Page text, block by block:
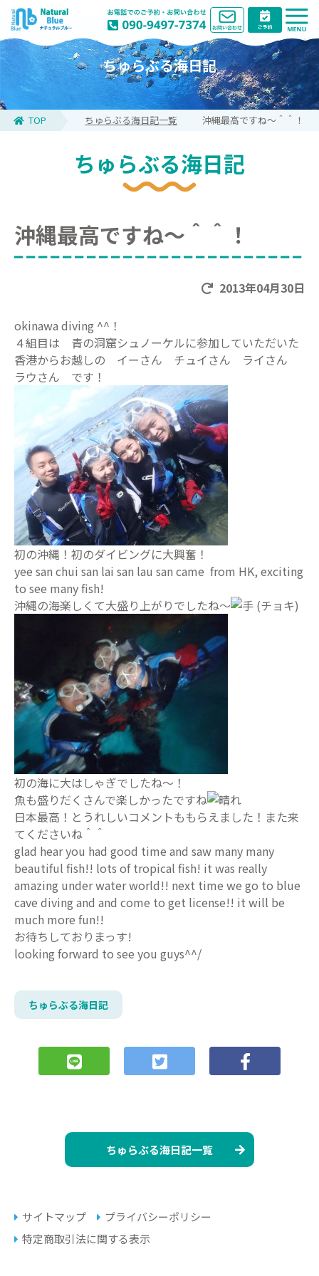
ちゅらぶる海日記
TOP ちゅらぶる海日記一覧 沖縄最高ですね～＾＾！
ちゅらぶる海日記
沖縄最高ですね～＾＾！
2013年04月30日
okinawa diving ^^！
４組目は 青の洞窟シュノーケルに参加していただいた
香港からお越しの イーさん チュイさん ライさん
ラウさん です！
初の沖縄！初のダイビングに大興奮！
yee san chui san lai san lau san came from HK, exciting
to see many fish!
沖縄の海楽しくて大盛り上がりでしたね～
初の海に大はしゃぎでしたね～！
魚も盛りだくさんで楽しかったですね
日本最高！とうれしいコメントももらえました！また来
てくださいね＾＾
glad hear you had good time and saw many many
beautiful fish!! lots of tropical fish! it was really
amazing under water world!! next time we go to blue
cave diving and and come to get license!! it will be
much more fun!!
お待ちしておりまっす!
looking forward to see you guys^^/
ちゅらぶる海日記
ちゅらぶる海日記一覧
サイトマップ
プライバシーポリシー
特定商取引法に関する表示